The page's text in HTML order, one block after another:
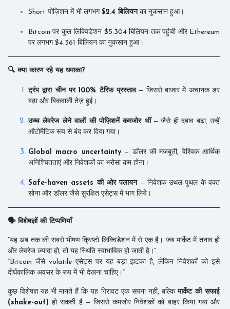
Short पोज़िशन में भी लगभग $2.4 बिलियनका नुकसान हुआ।
Bitcoin पर कुल लिक्विडेशन $5.304 बिलियन तक पहुंची और Ethereum
पर लगभग $4.361 बिलियन का नुकसान हुआ।
🔍 क्या कारण रहे यह धमाका?
ट्रंप द्वारा चीन पर 100% टैरिफ प्रस्ताव— जिससे बाजार में अचानक डर
बढ़ा और बिकवाली तेज़ हुई।
उच्च लेवरेज लेने वालों की पोज़िशनें कमजोर थीं— जैसे ही दबाव बढ़ा, उन्हें
ऑटोमैटिक रूप से बंद कर दिया गया।
Global macro uncertainty— डॉलर की मजबूती, वैश्विक आर्थिक
अनिश्चितताएं और निवेशकों का भरोसा कम होना।
Safe-haven assets की ओर पलायन— निवेशक उथल-पुथल के वक्त
सोना और डॉलर जैसे सुरक्षित एसेट्स में भाग लिये।
🗣️ विशेषज्ञों की टिप्पणियाँ
“यह अब तक की सबसे भीषण क्रिप्टो लिक्विडेशन में से एक है। जब मार्केट में तनाव हो
और लेवरेज ज़्यादा हो, तो यह स्थिति स्वाभाविक हो जाती है।”
“Bitcoin जैसे volatile एसेट्स पर यह बड़ा झटका है, लेकिन निवेशकों को इसे
दीर्घकालिक अवसर के रूप में भी देखना चाहिए।”
कुछ विशेषज्ञ यह भी मानते हैं कि यह गिरावट एक सपना नहीं, बल्किमार्केट की सफाई
(shake-out) हो सकती है — जिससे कमजोर निवेशकों को बाहर किया गया और